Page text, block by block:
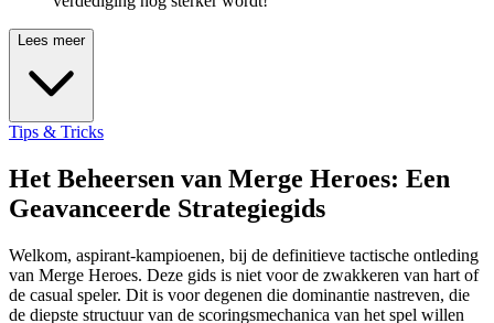
Lees meer
Tips & Tricks
Het Beheersen van Merge Heroes: Een
Geavanceerde Strategiegids
Welkom, aspirant-kampioenen, bij de definitieve tactische ontleding
van Merge Heroes. Deze gids is niet voor de zwakkeren van hart of
de casual speler. Dit is voor degenen die dominantie nastreven, die
de diepste structuur van de scoringsmechanica van het spel willen